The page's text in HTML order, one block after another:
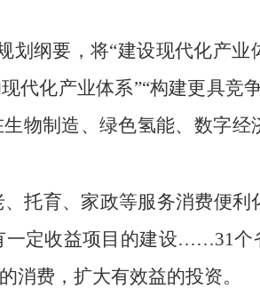
划纲要，将“建设现代化产
代化产业体系”“构建更具竞
物制造、绿色氢能、数字
托育、家政等服务消费便利
定收益项目的建设……31个
消费，扩大有效益的投资。